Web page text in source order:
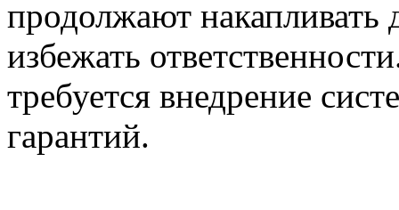
продолжают накапливать
избежать
требуется внедрение
гарантий.